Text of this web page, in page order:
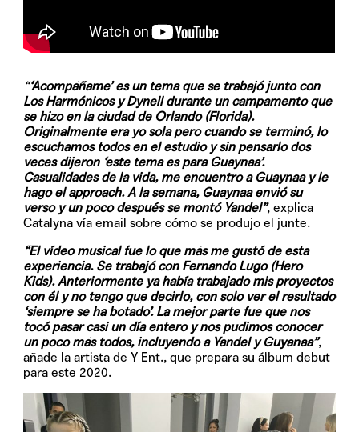
“‘Acompáñame’ es un tema que se trabajó junto con
Los Harmónicos y Dynell durante un campamento que
se hizo en la ciudad de Orlando (Florida).
Originalmente era yo sola pero cuando se terminó, lo
escuchamos todos en el estudio y sin pensarlo dos
veces dijeron ‘este tema es para Guaynaa’.
Casualidades de la vida, me encuentro a Guaynaa y le
hago el approach. A la semana, Guaynaa envió su
verso y un poco después se montó Yandel”, explica
Catalyna vía email sobre cómo se produjo el junte.
“El vídeo musical fue lo que más me gustó de esta
experiencia. Se trabajó con Fernando Lugo (Hero
Kids). Anteriormente ya había trabajado mis proyectos
con él y no tengo que decirlo, con solo ver el resultado
‘siempre se ha botado’. La mejor parte fue que nos
tocó pasar casi un día entero y nos pudimos conocer
un poco más todos, incluyendo a Yandel y Guyanaa”,
añade la artista de Y Ent., que prepara su álbum debut
para este 2020.